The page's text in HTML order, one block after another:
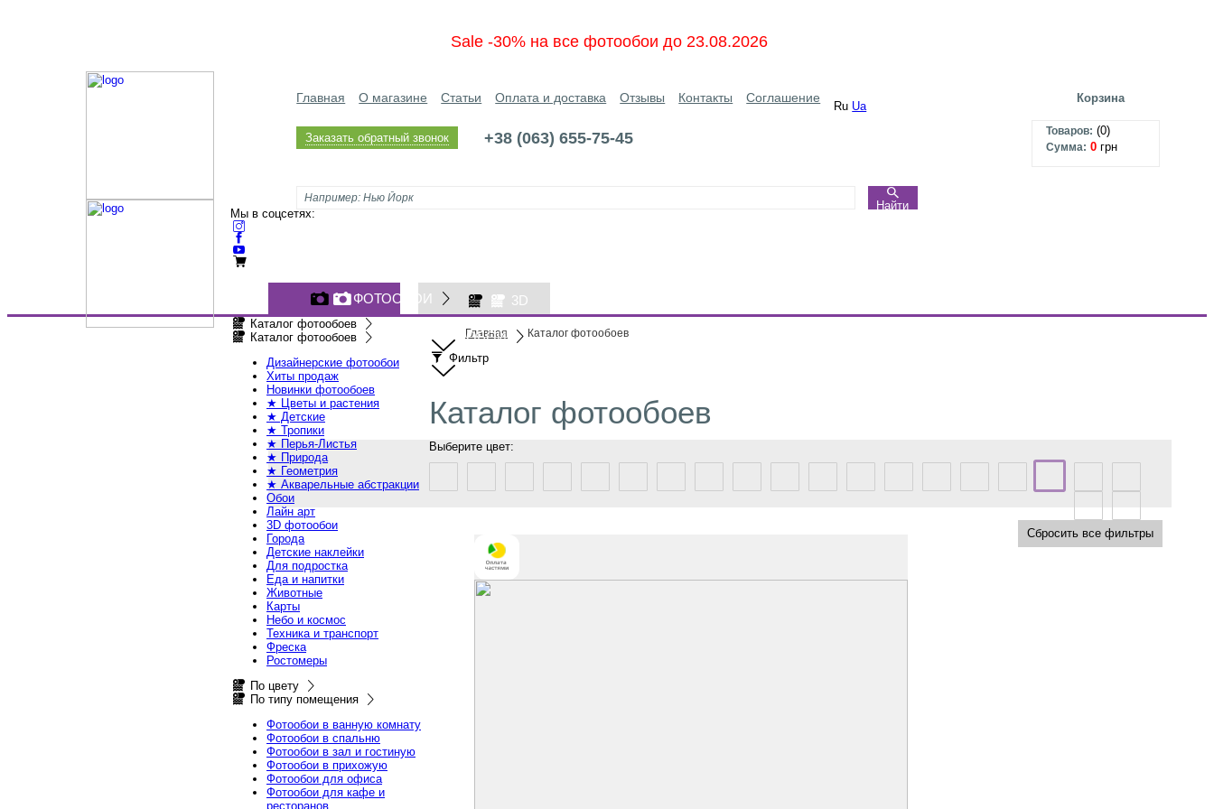
Sale -30% на все фотообои до 23.08.2026
Главная О магазине Статьи Оплата и доставка Отзывы Контакты Соглашение
Ru Ua
Заказать обратный звонок +38 (063) 655-75-45
Найти
Корзина
Товаров: (0)
Сумма: 0 грн
Мы в соцсетях:
ФОТООБОИ 3D
ОБОИ
Каталог фотообоев
Каталог фотообоев
Дизайнерские фотообои
Хиты продаж
Новинки фотообоев
★ Цветы и растения
★ Детские
★ Тропики
★ Перья-Листья
★ Природа
★ Геометрия
★ Акварельные абстракции
Обои
Лайн арт
3D фотообои
Города
Детские наклейки
Для подростка
Еда и напитки
Животные
Карты
Небо и космос
Техника и транспорт
Фреска
Ростомеры
По цвету
По типу помещения
Фотообои в ванную комнату
Фотообои в спальню
Фотообои в зал и гостиную
Фотообои в прихожую
Фотообои для офиса
Фотообои для кафе и
ресторанов
Главная Каталог фотообоев
Фильтр
Каталог фотообоев
Выберите цвет:
Сбросить все фильтры